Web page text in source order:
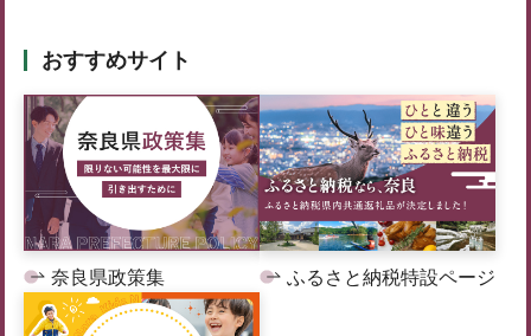
おすすめサイト
奈良県政策集 ふるさと納税特設ページ